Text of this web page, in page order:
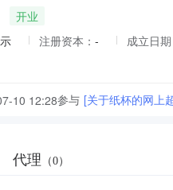
开业
注册资本： -
成立日
10 12:28参与 [关于纸杯的网上
代理 （0）